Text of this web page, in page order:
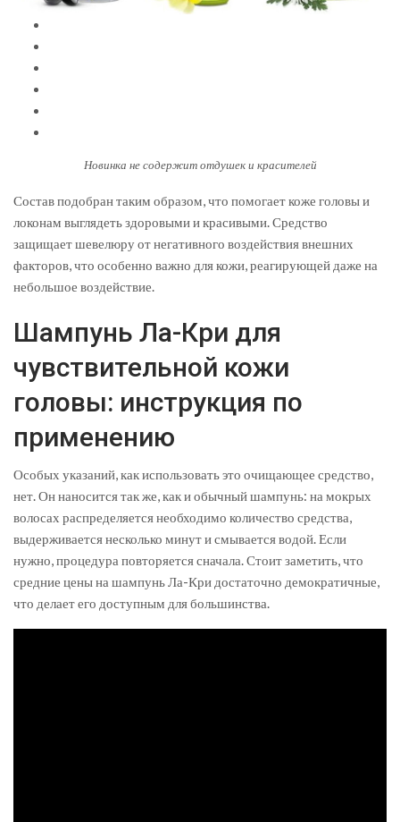
Новинка не содержит отдушек и красителей
Состав подобран таким образом, что помогает коже головы и
локонам выглядеть здоровыми и красивыми. Средство
защищает шевелюру от негативного воздействия внешних
факторов, что особенно важно для кожи, реагирующей даже на
небольшое воздействие.
Шампунь Ла-Кри для
чувствительной кожи
головы: инструкция по
применению
Особых указаний, как использовать это очищающее средство,
нет. Он наносится так же, как и обычный шампунь: на мокрых
волосах распределяется необходимо количество средства,
выдерживается несколько минут и смывается водой. Если
нужно, процедура повторяется сначала. Стоит заметить, что
средние цены на шампунь Ла-Кри достаточно демократичные,
что делает его доступным для большинства.